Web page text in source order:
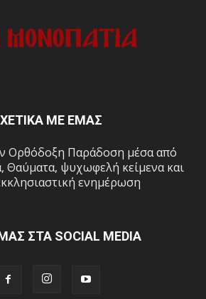
ΜΕ ΕΜΑΣ
Ορθόδοξη Παράδοση μέσα από
Θαύματα, ψυχωφελή κείμενα και
ενημέρωση
ΣΤΑ SOCIAL MEDIA